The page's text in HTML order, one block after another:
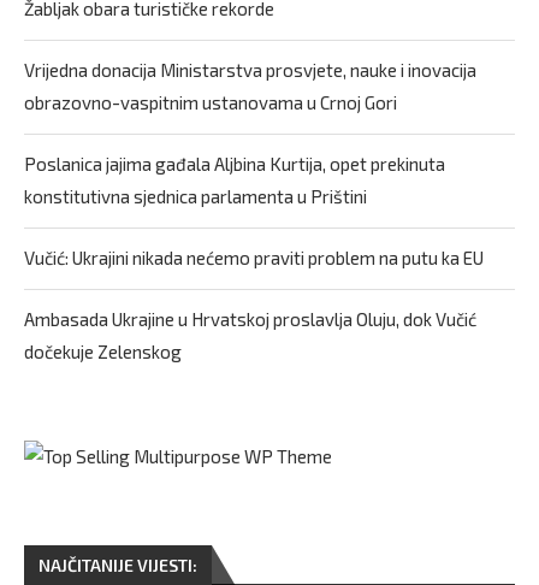
Žabljak obara turističke rekorde
Vrijedna donacija Ministarstva prosvjete, nauke i inovacija
obrazovno-vaspitnim ustanovama u Crnoj Gori
Poslanica jajima gađala Aljbina Kurtija, opet prekinuta
konstitutivna sjednica parlamenta u Prištini
Vučić: Ukrajini nikada nećemo praviti problem na putu ka EU
Ambasada Ukrajine u Hrvatskoj proslavlja Oluju, dok Vučić
dočekuje Zelenskog
NAJČITANIJE VIJESTI: